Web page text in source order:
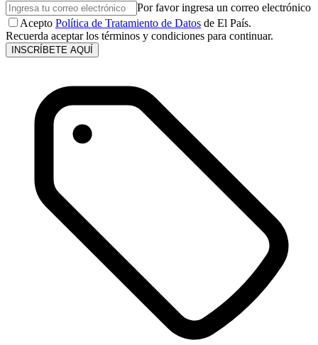
Por favor ingresa un correo electrónico
Acepto Política de Tratamiento de Datos de El País.
Recuerda aceptar los términos y condiciones para continuar.
INSCRÍBETE AQUÍ